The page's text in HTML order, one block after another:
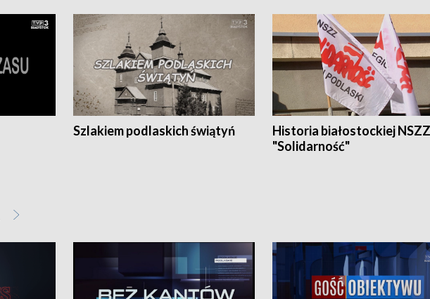
Szlakiem podlaskich świątyń
Historia białostockiej NSZZ
"Solidarność"